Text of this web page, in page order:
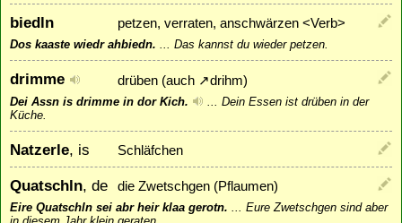
biedln petzen, verraten, anschwärzen <Verb>
Dos kaaste wiedr ahbiedn. ... Das kannst du wieder petzen.
drimme drüben (auch ↗drihm)
Dei Assn is drimme in dor Kich. ... Dein Essen ist drüben in der
Küche.
Natzerle, is Schläfchen
Quatschln, de die Zwetschgen (Pflaumen)
Eire Quatschln sei abr heir klaa gerotn. ... Eure Zwetschgen sind aber